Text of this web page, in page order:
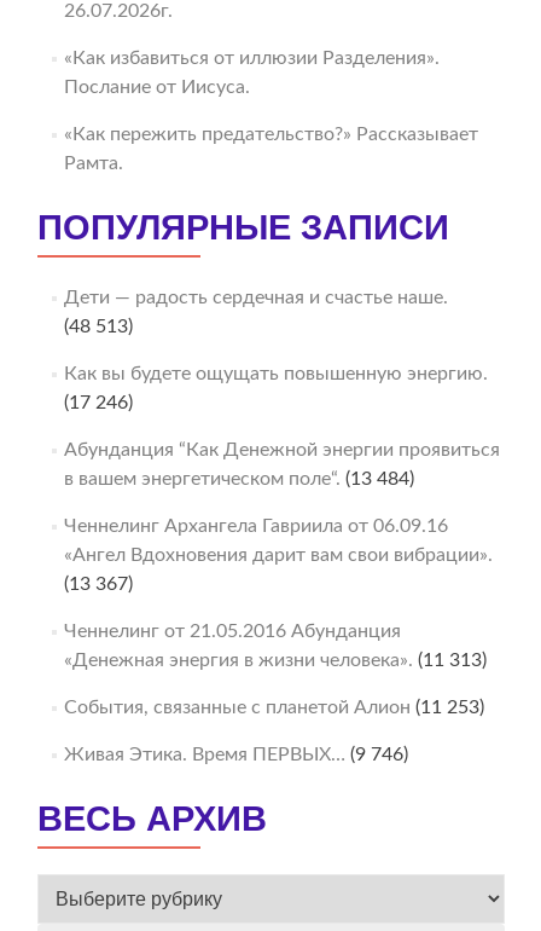
26.07.2026г.
«Как избавиться от иллюзии Разделения».
Послание от Иисуса.
«Как пережить предательство?» Рассказывает
Рамта.
ПОПУЛЯРНЫЕ ЗАПИСИ
Дети — радость сердечная и счастье наше.
(48 513)
Как вы будете ощущать повышенную энергию.
(17 246)
Абунданция “Как Денежной энергии проявиться
в вашем энергетическом поле“. (13 484)
Ченнелинг Архангела Гавриила от 06.09.16
«Ангел Вдохновения дарит вам свои вибрации».
(13 367)
Ченнелинг от 21.05.2016 Абунданция
«Денежная энергия в жизни человека». (11 313)
События, связанные с планетой Алион (11 253)
Живая Этика. Время ПЕРВЫХ… (9 746)
ВЕСЬ АРХИВ
ВЕСЬ